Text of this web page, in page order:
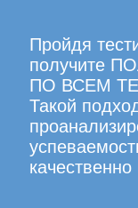
Пройдя
получите
ПО ВСЕМ
Такой